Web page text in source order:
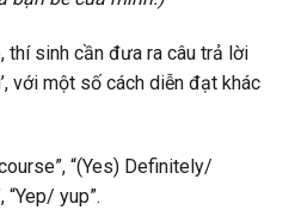
sinh cần đưa ra câu trả lời
với một số cách diễn đạt khác
“(Yes) Definitely/
“Yep/ yup”.